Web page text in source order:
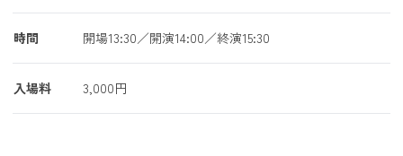
時間 開場13:30／開演14:00／終演15:30
入場料 3,000円